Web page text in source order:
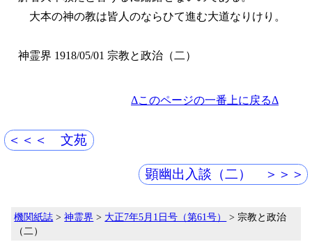
大本の神の教は皆人のならひて進む大道なりけり。
神霊界 1918/05/01 宗教と政治（二）
Δこのページの一番上に戻るΔ
＜＜＜ 文苑
顕幽出入談（二） ＞＞＞
機関紙誌 >神霊界 > 大正7年5月1日号（第61号）
> 宗教と政治
（二）